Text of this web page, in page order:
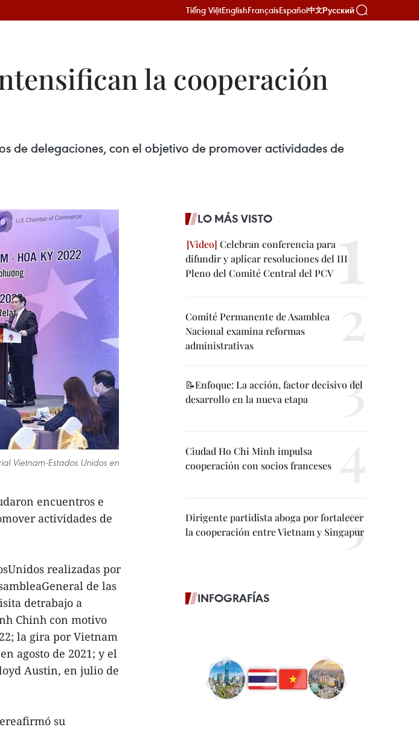
Tiếng ViệtEnglishFrançaisEspañol中文Русский
la cooperación
de delegaciones, con el objetivo de promover actividades de
Vietnam-Estados Unidos en
encuentros e
actividades de
realizadas por
de las
detrabajo a
Chinh con motivo
la gira por Vietnam
agosto de 2021; y el
Austin, en julio de
su
LO MÁS VISTO
Celebran conferencia para
difundir y aplicar resoluciones del III
Pleno del Comité Central del PCV
Comité Permanente de Asamblea
Nacional examina reformas
administrativas
📝Enfoque: La acción, factor decisivo del
desarrollo en la nueva etapa
Ciudad Ho Chi Minh impulsa
cooperación con socios franceses
Dirigente partidista aboga por fortalecer
la cooperación entre Vietnam y Singapur
INFOGRAFÍAS